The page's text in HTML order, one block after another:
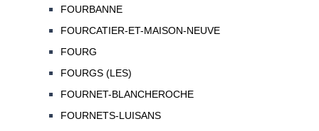
FOURBANNE
FOURCATIER-ET-MAISON-NEUVE
FOURG
FOURGS (LES)
FOURNET-BLANCHEROCHE
FOURNETS-LUISANS